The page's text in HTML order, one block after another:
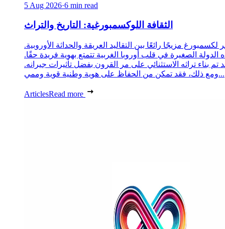
5 Aug 2026·6 min read
الثقافة اللوكسمبورغية: التاريخ والتراث
لكسمبورغ مزيجًا رائعًا بين التقاليد العريقة والحداثة الأوروبية.
الدولة الصغيرة في قلب أوروبا الغربية تتمتع بهوية فريدة حقًا.
تم بناء تراثه الاستثنائي على مر القرون بفضل تأثيرات جيرانه.
ومع ذلك، فقد تمكن من الحفاظ على هوية وطنية قوية وممي...
ArticlesRead more